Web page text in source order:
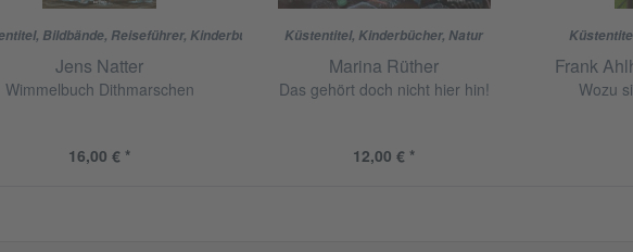
, Bildbände, Reiseführer, Kinderbücher Dithmarschen
Jens Natter
Wimmelbuch Dithmarschen
16,00 € *
Küstentitel,Kinderbücher,Natur
Marina Rüther
Das gehört doch nicht hier hin!
12,00 € *
Frank
Wozu